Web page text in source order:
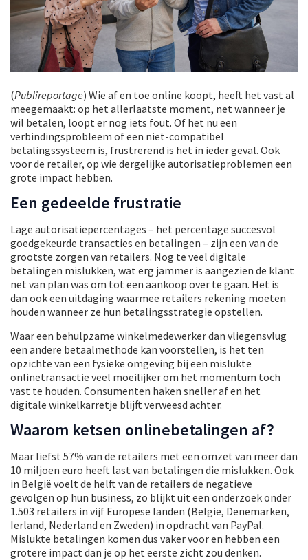
(Publireportage) Wie af en toe online koopt, heeft het vast al
meegemaakt: op het allerlaatste moment, net wanneer je
wil betalen, loopt er nog iets fout. Of het nu een
verbindingsprobleem of een niet-compatibel
betalingssysteem is, frustrerend is het in ieder geval. Ook
voor de retailer, op wie dergelijke autorisatieproblemen een
grote impact hebben.
Een gedeelde frustratie
Lage autorisatiepercentages – het percentage succesvol
goedgekeurde transacties en betalingen – zijn een van de
grootste zorgen van retailers. Nog te veel digitale
betalingen mislukken, wat erg jammer is aangezien de klant
net van plan was om tot een aankoop over te gaan. Het is
dan ook een uitdaging waarmee retailers rekening moeten
houden wanneer ze hun betalingsstrategie opstellen.
Waar een behulpzame winkelmedewerker dan vliegensvlug
een andere betaalmethode kan voorstellen, is het ten
opzichte van een fysieke omgeving bij een mislukte
onlinetransactie veel moeilijker om het momentum toch
vast te houden. Consumenten haken sneller af en het
digitale winkelkarretje blijft verweesd achter.
Waarom ketsen onlinebetalingen af?
Maar liefst 57% van de retailers met een omzet van meer dan
10 miljoen euro heeft last van betalingen die mislukken. Ook
in België voelt de helft van de retailers de negatieve
gevolgen op hun business, zo blijkt uit een onderzoek onder
1.503 retailers in vijf Europese landen (België, Denemarken,
Ierland, Nederland en Zweden) in opdracht van PayPal.
Mislukte betalingen komen dus vaker voor en hebben een
grotere impact dan je op het eerste zicht zou denken.